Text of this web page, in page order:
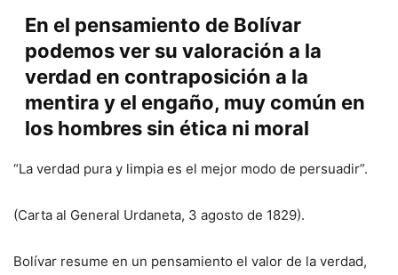
En el pensamiento de Bolívar
podemos ver su valoración a la
verdad en contraposición a la
mentira y el engaño, muy común en
los hombres sin ética ni moral
“La verdad pura y limpia es el mejor modo de persuadir”.
(Carta al General Urdaneta, 3 agosto de 1829).
Bolívar resume en un pensamiento el valor de la verdad,